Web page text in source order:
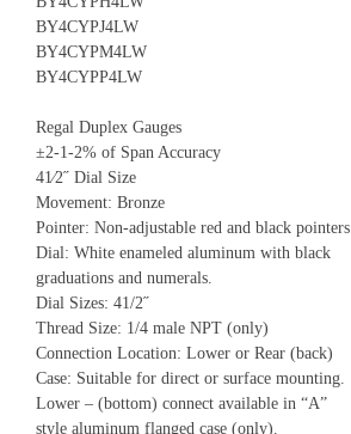
BY4CYPJ4LW
BY4CYPM4LW
BY4CYPP4LW
Regal Duplex Gauges
±2-1-2% of Span Accuracy
41⁄2˝ Dial Size
Movement: Bronze
Pointer: Non-adjustable red and black pointers
Dial: White enameled aluminum with black
graduations and numerals.
Dial Sizes: 41/2˝
Thread Size: 1/4 male NPT (only)
Connection Location: Lower or Rear (back)
Case: Suitable for direct or surface mounting.
Lower – (bottom) connect available in “A”
style aluminum flanged case (only).